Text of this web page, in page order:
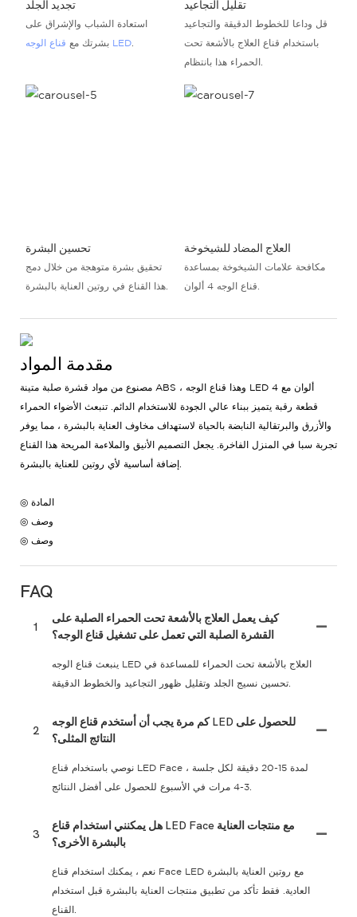
تجديد الجلد
استعادة الشباب والإشراق على
بشرتك معقناع الوجه LED.
تقليل التجاعيد
قل وداعا للخطوط الدقيقة والتجاعيد
باستخدام قناع العلاج بالأشعة تحت
تحسين البشرة
تحقيق بشرة متوهجة من خلال دمج
هذا القناع في روتين العناية بالبشرة.
العلاج المضاد للشيخوخة
مكافحة علامات الشيخوخة بمساعدة
قناع الوجه 4 ألوان.
مقدمة المواد
مصنوع من مواد قشرة صلبة متينة ABS ، وهذا قناع الوجه LED 4 ألوان مع
قطعة رقبة يتميز ببناء عالي الجودة للاستخدام الدائم. تنبعث الأضواء الحمراء
والأزرق والبرتقالية النابضة بالحياة لاستهداف مخاوف العناية بالبشرة ، مما يوفر
تجربة سبا في المنزل الفاخرة. يجعل التصميم الأنيق والملاءمة المريحة هذا القناع
إضافة أساسية لأي روتين للعناية بالبشرة.
◎ وصف
◎ وصف
FAQ
1
كيف يعمل العلاج بالأشعة تحت الحمراء الصلبة على
القشرة الصلبة التي تعمل على تشغيل قناع الوجه؟
ينبعث قناع الوجه LED العلاج بالأشعة تحت الحمراء للمساعدة في
2
كم مرة يجب أن أستخدم قناع الوجه LED للحصول على
النتائج المثلى؟
نوصي باستخدام قناع LED Face لمدة 15-20 دقيقة لكل جلسة ،
3
هل يمكنني استخدام قناع LED Face مع منتجات العناية
بالبشرة الأخرى؟
نعم ، يمكنك استخدام قناع Face LED مع روتين العناية بالبشرة
العادية. فقط تأكد من تطبيق منتجات العناية بالبشرة قبل استخدام